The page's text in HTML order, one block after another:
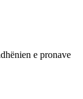
e pronave